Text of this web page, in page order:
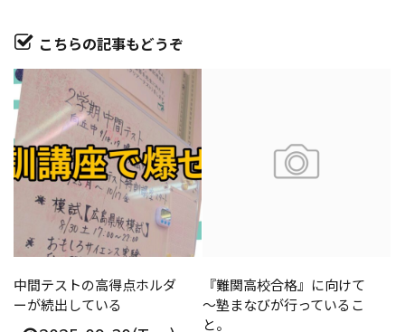
こちらの記事もどうぞ
中間テストの高得点ホルダ
ーが続出している
『難関高校合格』に向けて
～塾まなびが行っているこ
と。